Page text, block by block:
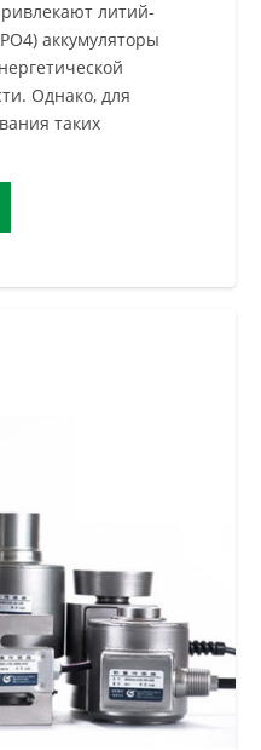
литий-
аккумуляторы
Однако, для
таких